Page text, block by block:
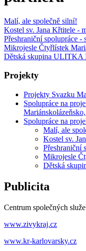
Malí, ale společně silní!
Kostel sv. Jana Křtitele -
Přeshraniční spolupráce -
Mikrojesle Čtyřlístek
Dětská skupina ULITKA
Projekty
Projekty Svazku
Spolupráce na
Spolupráce na
Malí, ale
Kostel sv.
Přeshraniční
Mikrojesle
Dětská
Publicita
Centrum společných
www.zivykraj.cz
www.kr-karlovarsky.cz